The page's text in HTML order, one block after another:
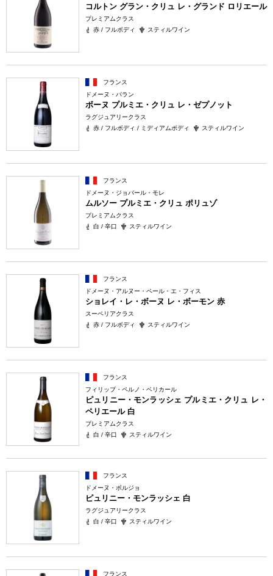
コルトン グラン・クリュ レ・グランド ロリエール
プレミアムクラス
赤 / フルボディ
スティルワイン
フランス
ドメーヌ・パラン
ボーヌ プルミエ・クリュ レ・ゼプノット
ラグジュアリークラス
赤 / フルボディ / ミディアムボディ
スティルワイン
フランス
ドメーヌ・ジョバール・モレ
ムルソー プルミエ・クリュ ポリュゾ
プレミアムクラス
白 / 辛口
スティルワイン
フランス
ドメーヌ・アルヌー・ペール・エ・フィス
ショレイ・レ・ボーヌ レ・ボーモン 赤
スーペリアクラス
赤 / フルボディ
スティルワイン
フランス
フィリップ・ペルノ・ベリカール
ピュリニー・モンラッシェ プルミエ・クリュ レ・
ペリエール 白
プレミアムクラス
白 / 辛口
スティルワイン
フランス
ドメーヌ・ボルジョ
ピュリニー・モンラッシェ 白
ラグジュアリークラス
白 / 辛口
スティルワイン
フランス